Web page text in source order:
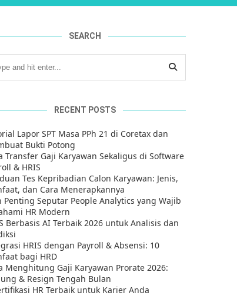
SEARCH
RECENT POSTS
Lapor SPT Masa PPh 21 di Coretax dan
Bukti Potong
Transfer Gaji Karyawan Sekaligus di Software
& HRIS
Tes Kepribadian Calon Karyawan: Jenis,
dan Cara Menerapkannya
Penting Seputar People Analytics yang Wajib
HR Modern
Berbasis AI Terbaik 2026 untuk Analisis dan
HRIS dengan Payroll & Absensi: 10
bagi HRD
Menghitung Gaji Karyawan Prorate 2026:
& Resign Tengah Bulan
HR Terbaik untuk Karier Anda